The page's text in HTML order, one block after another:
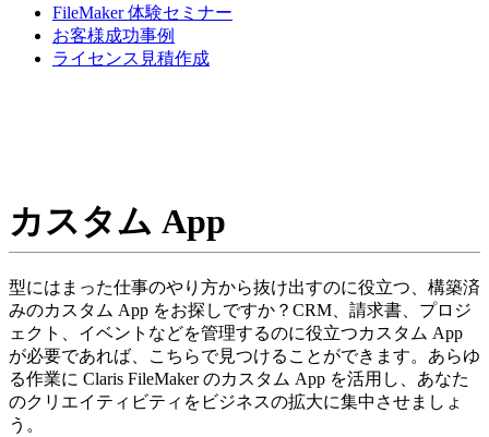
FileMaker 体験セミナー
お客様成功事例
ライセンス見積作成
カスタム App
型にはまった仕事のやり方から抜け出すのに役立つ、構築済
みのカスタム App をお探しですか？CRM、請求書、プロジ
ェクト、イベントなどを管理するのに役立つカスタム App
が必要であれば、こちらで見つけることができます。あらゆ
る作業に Claris FileMaker のカスタム App を活用し、あなた
のクリエイティビティをビジネスの拡大に集中させましょ
う。